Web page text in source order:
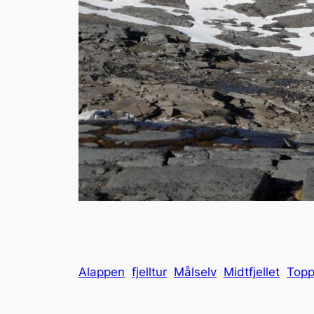
Alappen fjelltur Målselv Midtfjellet